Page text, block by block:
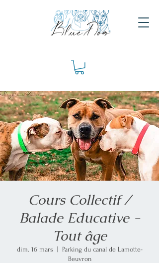
Cours Collectif /
Balade Educative -
Tout âge
dim. 16 mars
  |
Parking du canal de Lamotte-
Beuvron